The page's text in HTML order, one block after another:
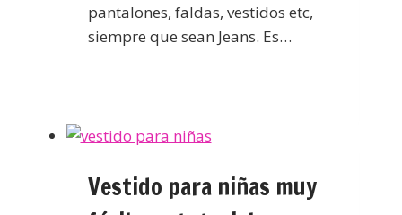
pantalones, faldas, vestidos etc,
siempre que sean Jeans. Es…
Vestido para niñas muy